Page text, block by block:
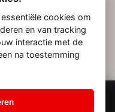
van de
cookies om
en van tracking
interactie met de
na toestemming